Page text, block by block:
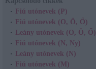
Fiú utónevek (P)
Fiú utónevek (O, Ö, Ő)
Leány utónevek (O, Ö, Ő)
Fiú utónevek (N, Ny)
Leány utónevek (N)
Fiú utónevek (M)